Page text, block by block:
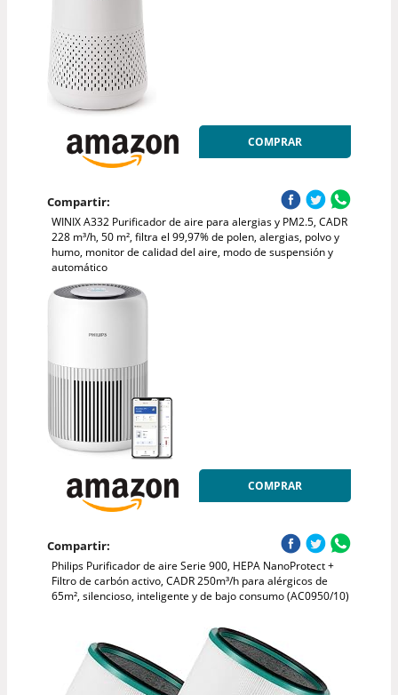
COMPRAR
Compartir:
WINIX A332 Purificador de aire para alergias y PM2.5, CADR
228 m³/h, 50 m², filtra el 99,97% de polen, alergias, polvo y
humo, monitor de calidad del aire, modo de suspensión y
automático
COMPRAR
Compartir:
Philips Purificador de aire Serie 900, HEPA NanoProtect +
Filtro de carbón activo, CADR 250m³/h para alérgicos de
65m², silencioso, inteligente y de bajo consumo (AC0950/10)